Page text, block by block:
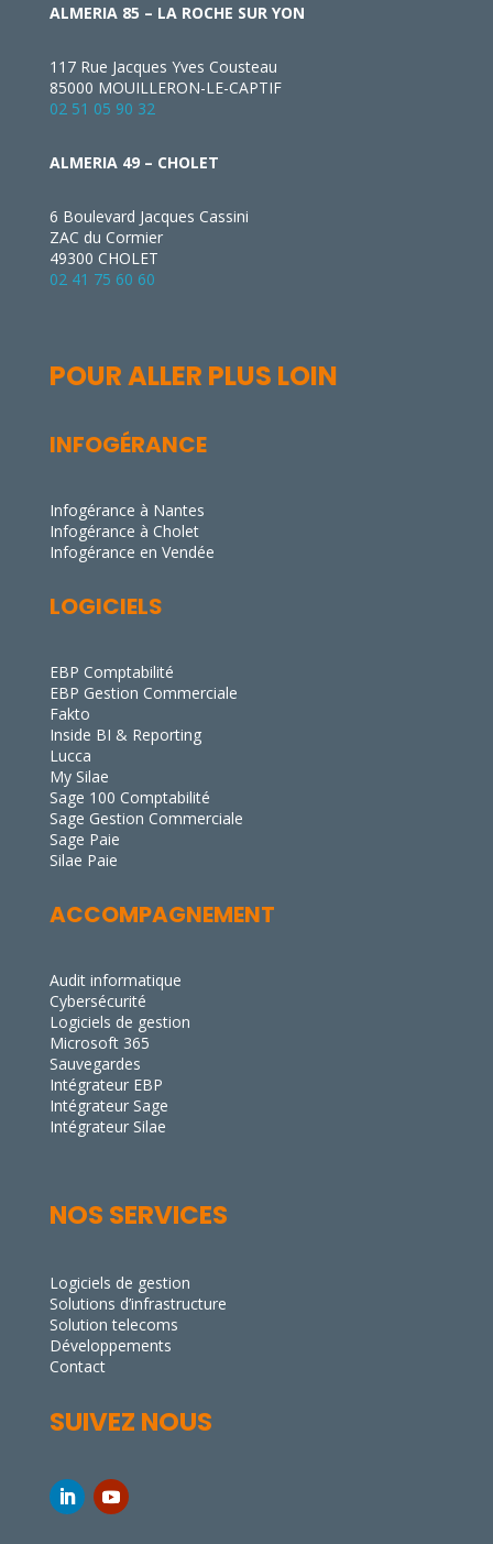
ALMERIA 85 – LA ROCHE SUR YON
117 Rue Jacques Yves Cousteau
85000 MOUILLERON-LE-CAPTIF
02 51 05 90 32
ALMERIA 49 – CHOLET
6 Boulevard Jacques Cassini
ZAC du Cormier
49300 CHOLET
02 41 75 60 60
POUR ALLER PLUS LOIN
INFOGÉRANCE
Infogérance à Nantes
Infogérance à Cholet
Infogérance en Vendée
LOGICIELS
EBP Comptabilité
EBP Gestion Commerciale
Fakto
Inside BI & Reporting
Lucca
My Silae
Sage 100 Comptabilité
Sage Gestion Commerciale
Sage Paie
Silae Paie
ACCOMPAGNEMENT
Audit informatique
Cybersécurité
Logiciels de gestion
Microsoft 365
Sauvegardes
Intégrateur EBP
Intégrateur Sage
Intégrateur Silae
NOS SERVICES
Logiciels de gestion
Solutions d’infrastructure
Solution telecoms
Développements
Contact
SUIVEZ NOUS